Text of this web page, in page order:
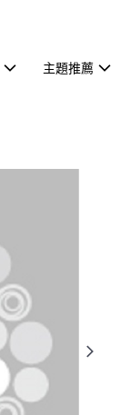
主題推薦